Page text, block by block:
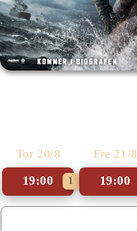
Tor 20/8
19:00 1
Fre 21/8
19:00